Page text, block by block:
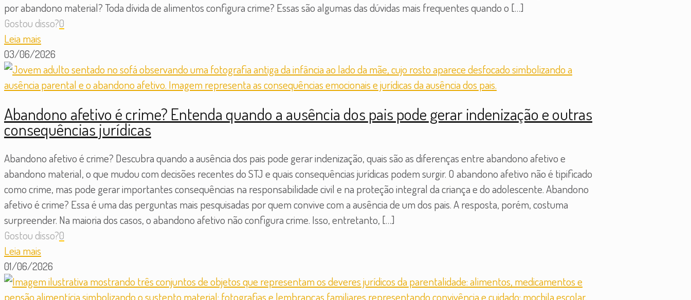
por abandono material? Toda dívida de alimentos configura crime? Essas são algumas das dúvidas mais frequentes quando o […]
Gostou disso?0
Leia mais
03/06/2026
Abandono afetivo é crime? Entenda quando a ausência dos pais pode gerar indenização e outras
consequências jurídicas
Abandono afetivo é crime? Descubra quando a ausência dos pais pode gerar indenização, quais são as diferenças entre abandono afetivo e
abandono material, o que mudou com decisões recentes do STJ e quais consequências jurídicas podem surgir. O abandono afetivo não é tipificado
como crime, mas pode gerar importantes consequências na responsabilidade civil e na proteção integral da criança e do adolescente. Abandono
afetivo é crime? Essa é uma das perguntas mais pesquisadas por quem convive com a ausência de um dos pais. A resposta, porém, costuma
surpreender. Na maioria dos casos, o abandono afetivo não configura crime. Isso, entretanto, […]
Gostou disso?0
Leia mais
01/06/2026